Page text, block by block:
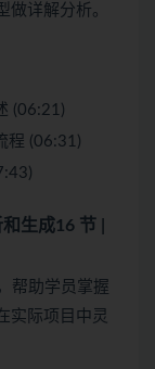
做详解分析。
(06:21)
程 (06:31)
生成16 节 |
帮助学员掌握
实际项目中灵